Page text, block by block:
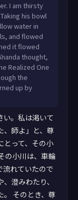
vata
parittā
I am thirsty
his bowl
water in
and flowed
it flowed
thought,
Realized One
the
up by
い。私は渇いて
、師よ」と、尊
とって、その小
の小川は、車輪
流れていたので
澄みわたり、
。 そのとき、尊